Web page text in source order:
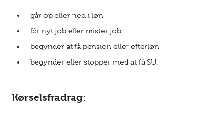
går op eller ned i løn
får nyt job eller mister job
begynder at få pension eller efterløn
begynder eller stopper med at få SU.
Kørselsfradrag: